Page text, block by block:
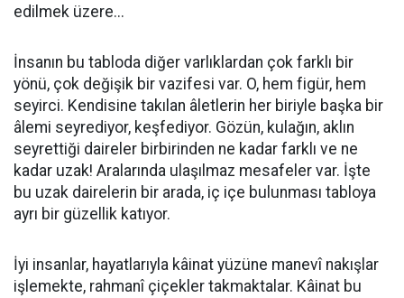
edilmek üzere...
İnsanın bu tabloda diğer varlıklardan çok farklı bir
yönü, çok değişik bir vazifesi var. O, hem figür, hem
seyirci. Kendisine takılan âletlerin her biriyle başka bir
âlemi seyrediyor, keşfediyor. Gözün, kulağın, aklın
seyrettiği daireler birbirinden ne kadar farklı ve ne
kadar uzak! Aralarında ulaşılmaz mesafeler var. İşte
bu uzak dairelerin bir arada, iç içe bulunması tabloya
ayrı bir güzellik katıyor.
İyi insanlar, hayatlarıyla kâinat yüzüne manevî nakışlar
işlemekte, rahmanî çiçekler takmaktalar. Kâinat bu